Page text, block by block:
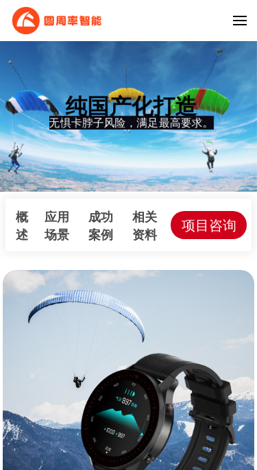
纯国产化打造
无惧卡脖子风险，满足最高要求。
概
述
应用
场景
成功
案例
相关
资料
项目咨询